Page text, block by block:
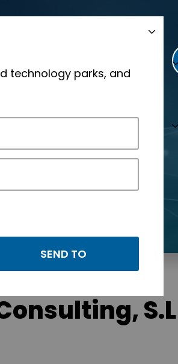
S.L
technology parks, and